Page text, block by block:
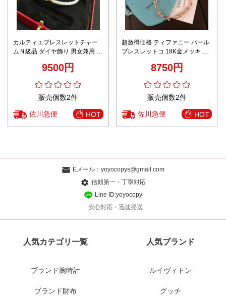
カルティエブレスレットチャー
ムＮ級品 ダイヤ飾り 男女兼用 蛇
9500円
販売個数2件
佐川急便 HOT
超激得価格 ティファニー パール
ブレスレットコ 18K金メッキ 個
8750円
販売個数2件
佐川急便 HOT
Eメール： yoyocopys@gmail.com
信頼第一・丁寧対応
Line ID:yoyocopy
安心対応・迅速発送
人気カテゴリ一覧
ブランド腕時計
ブランド財布
人気ブランド
ルイヴィトン
グッチ